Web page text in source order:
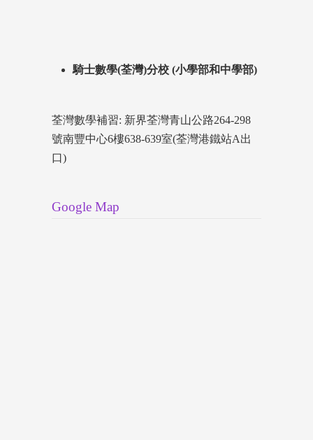
騎士數學(荃灣)分校 (小學部和中學部)
荃灣數學補習: 新界荃灣青山公路264-298
號南豐中心6樓638-639室(荃灣港鐵站A出
口)
Google Map